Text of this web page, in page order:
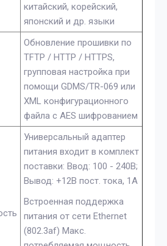
китайский, корейский,
японский и др. языки
Обновление прошивки по
TFTP / HTTP / HTTPS,
групповая настройка при
помощи GDMS/TR-069 или
XML конфигурационного
файла с AES шифрованием
Универсальный адаптер
питания входит в комплект
поставки: Ввод: 100 - 240В;
Вывод: +12В пост. тока, 1A
Встроенная поддержка
питания от сети Ethernet
(802.3af) Макс.